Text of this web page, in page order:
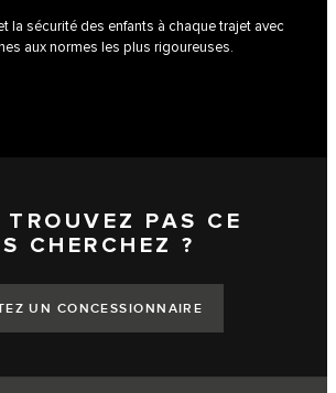
la sécurité des enfants à chaque trajet avec
aux normes les plus rigoureuses.
PAS CE
CHERCHEZ ?
UN CONCESSIONNAIRE